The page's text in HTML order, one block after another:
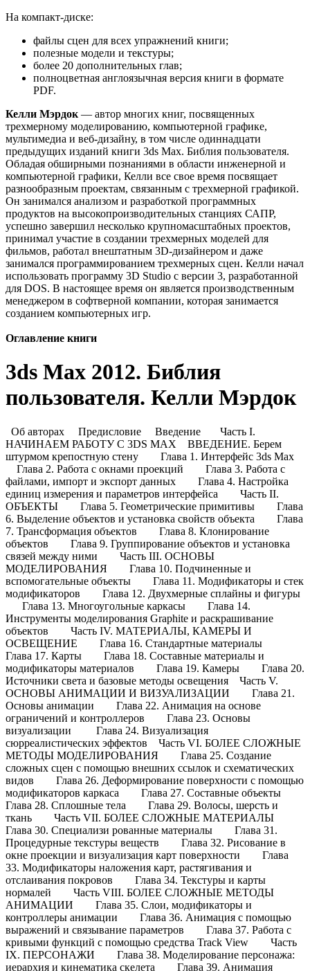
На компакт-диске:
файлы сцен для всех упражнений книги;
полезные модели и текстуры;
более 20 дополнительных глав;
полноцветная англоязычная версия книги в формате
PDF.
Келли Мэрдок — автор многих книг, посвященных
трехмерному моделированию, компьютерной графике,
мультимедиа и веб-дизайну, в том числе одиннадцати
предыдущих изданий книги 3ds Max. Библия пользователя.
Обладая обширными познаниями в области инженерной и
компьютерной графики, Келли все свое время посвящает
разнообразным проектам, связанным с трехмерной графикой.
Он занимался анализом и разработкой программных
продуктов на высокопроизводительных станциях САПР,
успешно завершил несколько крупномасштабных проектов,
принимал участие в создании трехмерных моделей для
фильмов, работал внештатным 3D-дизайнером и даже
занимался программированием трехмерных сцен. Келли начал
использовать программу 3D Studio с версии 3, разработанной
для DOS. В настоящее время он является производственным
менеджером в софтверной компании, которая занимается
созданием компьютерных игр.
Оглавление книги
3ds Max 2012. Библия
пользователя. Келли Мэрдок
Об авторах Предисловие Введение Часть I.
НАЧИНАЕМ РАБОТУ С 3DS MAX ВВЕДЕНИЕ. Берем
штурмом крепостную стену Глава 1. Интерфейс 3ds Max
Глава 2. Работа с окнами проекций Глава 3. Работа с
файлами, импорт и экспорт данных Глава 4. Настройка
единиц измерения и параметров интерфейса Часть II.
ОБЪЕКТЫ Глава 5. Геометрические примитивы Глава
6. Выделение объектов и установка свойств объекта Глава
7. Трансформация объектов Глава 8. Клонирование
объектов Глава 9. Группирование объектов и установка
связей между ними Часть III. ОСНОВЫ
МОДЕЛИРОВАНИЯ Глава 10. Подчиненные и
вспомогательные объекты Глава 11. Модификаторы и стек
модификаторов Глава 12. Двухмерные сплайны и фигуры
Глава 13. Многоугольные каркасы Глава 14.
Инструменты моделирования Graphite и раскрашивание
объектов Часть IV. МАТЕРИАЛЫ, КАМЕРЫ И
ОСВЕЩЕНИЕ Глава 16. Стандартные материалы
Глава 17. Карты Глава 18. Составные материалы и
модификаторы материалов Глава 19. Камеры Глава 20.
Источники света и базовые методы освещения Часть V.
ОСНОВЫ АНИМАЦИИ И ВИЗУАЛИЗАЦИИ Глава 21.
Основы анимации Глава 22. Анимация на основе
ограничений и контроллеров Глава 23. Основы
визуализации Глава 24. Визуализация
сюрреалистических эффектов Часть VI. БОЛЕЕ СЛОЖНЫЕ
МЕТОДЫ МОДЕЛИРОВАНИЯ Глава 25. Создание
сложных сцен с помощью внешних ссылок и схематических
видов Глава 26. Деформирование поверхности с помощью
модификаторов каркаса Глава 27. Составные объекты
Глава 28. Сплошные тела Глава 29. Волосы, шерсть и
ткань Часть VII. БОЛЕЕ СЛОЖНЫЕ МАТЕРИАЛЫ
Глава 30. Специализи рованные материалы Глава 31.
Процедурные текстуры веществ Глава 32. Рисование в
окне проекции и визуализация карт поверхности Глава
33. Модификаторы наложения карт, растягивания и
отслаивания покровов Глава 34. Текстуры и карты
нормалей Часть VIII. БОЛЕЕ СЛОЖНЫЕ МЕТОДЫ
АНИМАЦИИ Глава 35. Слои, модификаторы и
контроллеры анимации Глава 36. Анимация с помощью
выражений и связывание параметров Глава 37. Работа с
кривыми функций с помощью средства Track View Часть
IX. ПЕРСОНАЖИ Глава 38. Моделирование персонажа:
иерархия и кинематика скелета Глава 39. Анимация